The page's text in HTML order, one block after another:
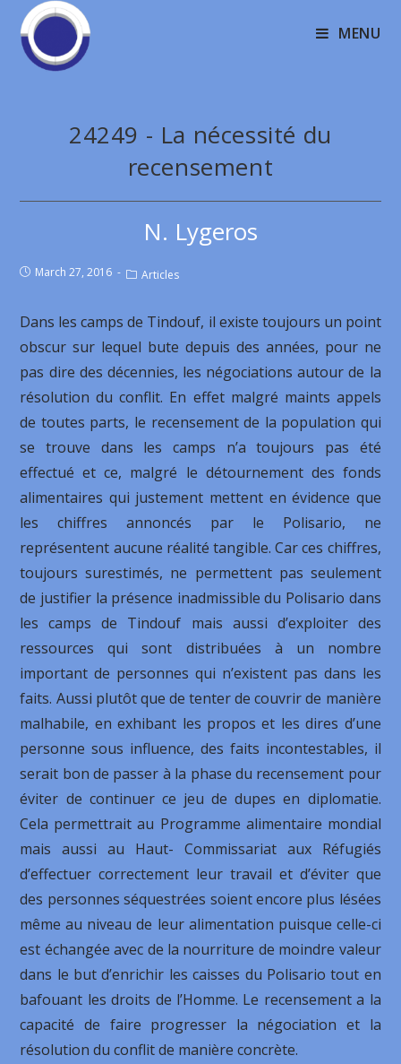
MENU
24249 - La nécessité du
recensement
N. Lygeros
March 27, 2016 Articles
Dans les camps de Tindouf, il existe toujours un point
obscur sur lequel bute depuis des années, pour ne
pas dire des décennies, les négociations autour de la
résolution du conflit. En effet malgré maints appels
de toutes parts, le recensement de la population qui
se trouve dans les camps n’a toujours pas été
effectué et ce, malgré le détournement des fonds
alimentaires qui justement mettent en évidence que
les chiffres annoncés par le Polisario, ne
représentent aucune réalité tangible. Car ces chiffres,
toujours surestimés, ne permettent pas seulement
de justifier la présence inadmissible du Polisario dans
les camps de Tindouf mais aussi d’exploiter des
ressources qui sont distribuées à un nombre
important de personnes qui n’existent pas dans les
faits. Aussi plutôt que de tenter de couvrir de manière
malhabile, en exhibant les propos et les dires d’une
personne sous influence, des faits incontestables, il
serait bon de passer à la phase du recensement pour
éviter de continuer ce jeu de dupes en diplomatie.
Cela permettrait au Programme alimentaire mondial
mais aussi au Haut- Commissariat aux Réfugiés
d’effectuer correctement leur travail et d’éviter que
des personnes séquestrées soient encore plus lésées
même au niveau de leur alimentation puisque celle-ci
est échangée avec de la nourriture de moindre valeur
dans le but d’enrichir les caisses du Polisario tout en
bafouant les droits de l’Homme. Le recensement a la
capacité de faire progresser la négociation et la
résolution du conflit de manière concrète.